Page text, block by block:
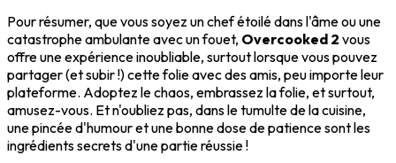
Pour résumer, que vous soyez un chef étoilé dans l'âme ou une
catastrophe ambulante avec un fouet, Overcooked 2 vous
offre une expérience inoubliable, surtout lorsque vous pouvez
partager (et subir !) cette folie avec des amis, peu importe leur
plateforme. Adoptez le chaos, embrassez la folie, et surtout,
amusez-vous. Et n'oubliez pas, dans le tumulte de la cuisine,
une pincée d'humour et une bonne dose de patience sont les
ingrédients secrets d'une partie réussie !